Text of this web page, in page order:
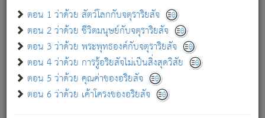
ตอน 1 ว่าด้วย สัตว์โลกกับจตุราริยสัจ
ตอน 2 ว่าด้วย ชีวิตมนุษย์กับจตุราริยสัจ
ตอน 3 ว่าด้วย พระพุทธองค์กับจตุราริยสัจ
ตอน 4 ว่าด้วย การรู้อริยสัจไม่เป็นสิ่งสุดวิสัย
ตอน 5 ว่าด้วย คุณค่าของอริยสัจ
ตอน 6 ว่าด้วย เค้าโครงของอริยสัจ
เขาเพลิดเพลินยิ่งนักในสิ่งใด สิ่งนั้นเป็นภัย (ที่เขาไม่รู้จัก)
เขากลัวต่อสิ่งใดสิ่งนั้นเป็นทุกข์
พรหมจรรย์นี้ อันบุคคลย่อมประพฤติ ก็เพื่อการละขาดซึ่ง
ภพ.
สมณะหรือพราหมณ์เหล่าใด กล่าวความหลุดพ้นจากภพว่า
มีได้เพราะภพ เรากล่าวว่า สมณะหรือพราหมณ์ทั้งปวงนั้น
มิใช่ผู้หลดพ้นจากภพ.